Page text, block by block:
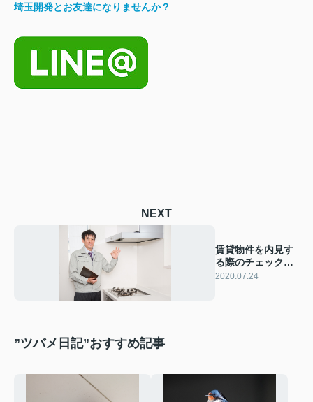
埼玉開発とお友達になりませんか？
NEXT
賃貸物件を内見す
る際のチェックポ
イント
2020.07.24
”ツバメ日記”おすすめ記事